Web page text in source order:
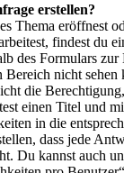
erstellen?
Thema eröffnest
findest du
des Formulars zur
Bereich nicht sehen
die
einen Titel und
in die
dass jede
Du kannst auch